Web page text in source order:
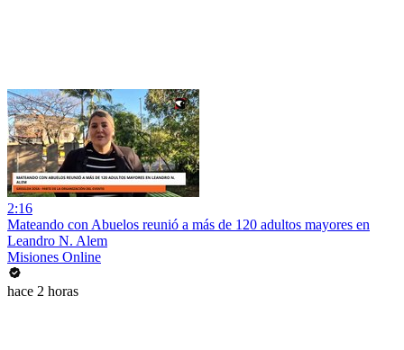
2:16
Mateando con Abuelos reunió a más de 120 adultos mayores en
Leandro N. Alem
Misiones Online
hace 2 horas